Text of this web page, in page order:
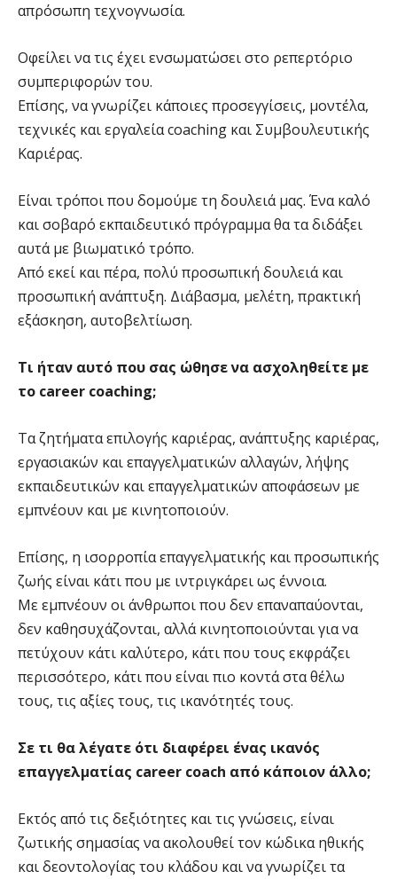
απρόσωπη τεχνογνωσία.
Οφείλει να τις έχει ενσωματώσει στο ρεπερτόριο
συμπεριφορών του.
Επίσης, να γνωρίζει κάποιες προσεγγίσεις, μοντέλα,
τεχνικές και εργαλεία coaching και Συμβουλευτικής
Καριέρας.
Είναι τρόποι που δομούμε τη δουλειά μας. Ένα καλό
και σοβαρό εκπαιδευτικό πρόγραμμα θα τα διδάξει
αυτά με βιωματικό τρόπο.
Από εκεί και πέρα, πολύ προσωπική δουλειά και
προσωπική ανάπτυξη. Διάβασμα, μελέτη, πρακτική
εξάσκηση, αυτοβελτίωση.
Τι ήταν αυτό που σας ώθησε να ασχοληθείτε με
το career coaching;
Τα ζητήματα επιλογής καριέρας, ανάπτυξης καριέρας,
εργασιακών και επαγγελματικών αλλαγών, λήψης
εκπαιδευτικών και επαγγελματικών αποφάσεων με
εμπνέουν και με κινητοποιούν.
Επίσης, η ισορροπία επαγγελματικής και προσωπικής
ζωής είναι κάτι που με ιντριγκάρει ως έννοια.
Με εμπνέουν οι άνθρωποι που δεν επαναπαύονται,
δεν καθησυχάζονται, αλλά κινητοποιούνται για να
πετύχουν κάτι καλύτερο, κάτι που τους εκφράζει
περισσότερο, κάτι που είναι πιο κοντά στα θέλω
τους, τις αξίες τους, τις ικανότητές τους.
Σε τι θα λέγατε ότι διαφέρει ένας ικανός
επαγγελματίας career coach από κάποιον άλλο;
Εκτός από τις δεξιότητες και τις γνώσεις, είναι
ζωτικής σημασίας να ακολουθεί τον κώδικα ηθικής
και δεοντολογίας του κλάδου και να γνωρίζει τα